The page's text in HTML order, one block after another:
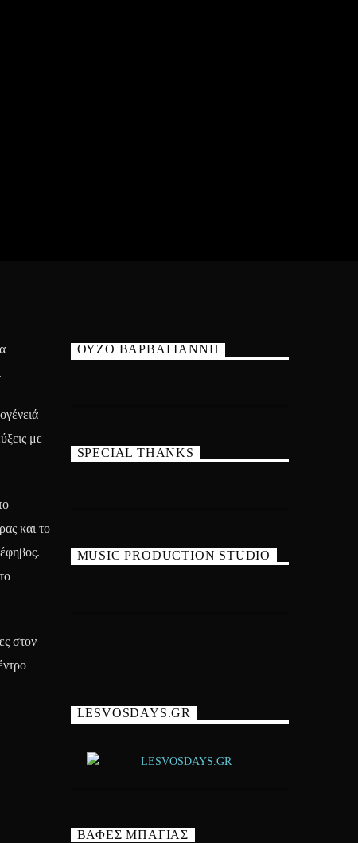
με
και το
στον
ΟΥΖΟ ΒΑΡΒΑΓΙΑΝΝΗ
SPECIAL THANKS
MUSIC PRODUCTION STUDIO
LESVOSDAYS.GR
ΒΑΦΕΣ ΜΠΑΓΙΑΣ